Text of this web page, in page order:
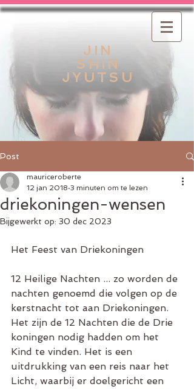
JIN
SHIN
JYUTSU
Post
driekoningen-wensen
mauriceroberte
12 jan 2018 3 minuten om te lezen
Bijgewerkt op: 30 dec 2023
Het Feest van Driekoningen
12 Heilige Nachten ... zo worden de
nachten genoemd die volgen op de
kerstnacht tot aan Driekoningen.
Het zijn de 12 Nachten die de Drie
koningen nodig hadden om het
Kind te vinden. Het is een
uitdrukking van een reis naar het
Licht, waarbij er doelgericht een